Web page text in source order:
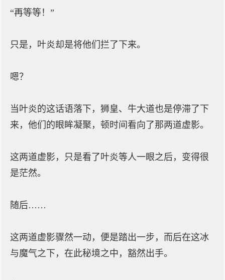
“再等等！”
只是，叶炎却是将他们拦了下来。
嗯？
当叶炎的这话语落下，狮皇、牛大道也是停滞了下
来，他们的眼眸凝聚，顿时间看向了那两道虚影。
这两道虚影，只是看了叶炎等人一眼之后，变得很
是茫然。
随后……
这两道虚影骤然一动，便是踏出一步，而后在这冰
与魔气之下，在此秘境之中，豁然出手。